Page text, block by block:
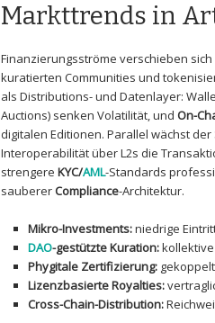
Markttrends in
Finanzierungsströme verschieben
kuratierten Communities und⁣
als Distributions- und ⁣Datenlayer:‌
Auctions) ⁢senken Volatilität, und On-
digitalen Editionen.⁣ Parallel wächst der
Interoperabilität über L2s die
strengere KYC/AML-Standards
saubererCompliance-Architektur.
Mikro-Investments:niedrige
DAO-gestützte Kuration:
Phygitale Zertifizierung:
Lizenzbasierte Royalties:
Cross-Chain-Distribution: